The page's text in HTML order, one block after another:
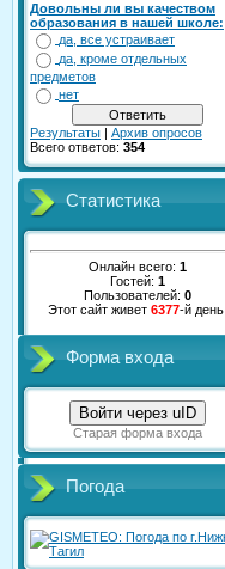
Довольны ли вы качеством
образования в нашей школе:
да, все устраивает
да, кроме отдельных
предметов
нет
Результаты | Архив опросов
Всего ответов: 354
Статистика
Онлайн всего: 1
Гостей: 1
Пользователей: 0
Этот сайт живет 6377-й день.
Форма входа
Войти через uID
Старая форма входа
Погода